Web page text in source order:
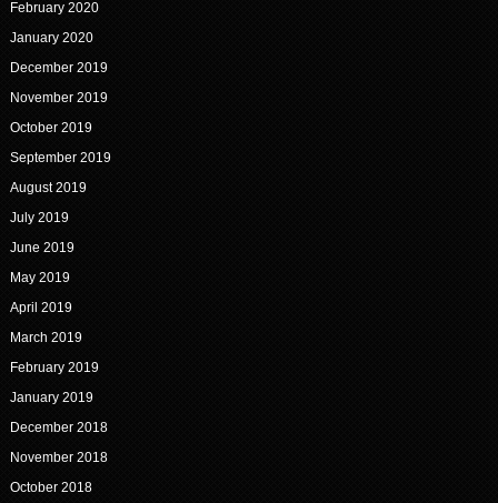
February 2020
January 2020
December 2019
November 2019
October 2019
September 2019
August 2019
July 2019
June 2019
May 2019
April 2019
March 2019
February 2019
January 2019
December 2018
November 2018
October 2018